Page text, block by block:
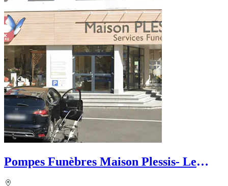
Pompes Funèbres Maison Plessis- Le